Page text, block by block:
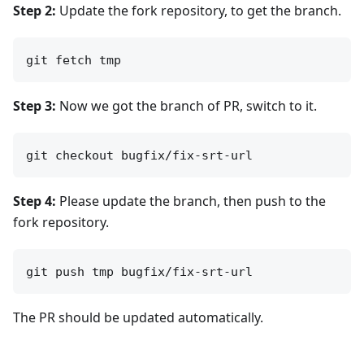
Step 2: Update the fork repository, to get the branch.
Step 3: Now we got the branch of PR, switch to it.
Step 4: Please update the branch, then push to the
fork repository.
The PR should be updated automatically.